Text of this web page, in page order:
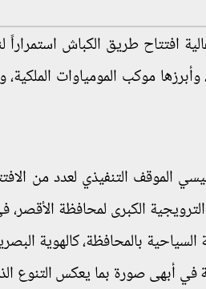
طريق الكباش استمراراً
وأبرزها موكب المومياوات
الموقف التنفيذي لعدد من
الكبرى لمحافظة
بالمحافظة، كالهوية
في أبهى صورة بما يعكس التنوع